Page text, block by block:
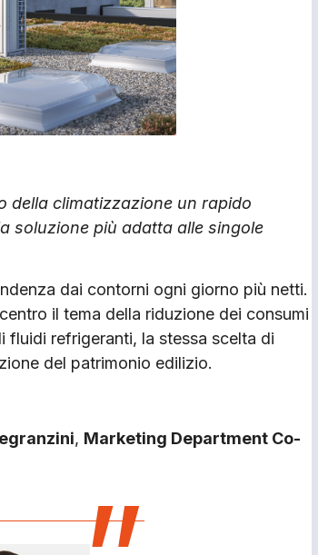
della climatizzazione un rapido
soluzione più adatta alle singole
dai contorni ogni giorno più netti.
il tema della riduzione dei consumi
fluidi refrigeranti, la stessa scelta di
del patrimonio edilizio.
, Marketing Department Co-